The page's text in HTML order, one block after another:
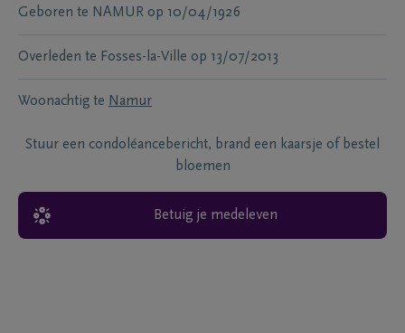
Geboren te NAMUR op 10/04/1926
Overleden te Fosses-la-Ville op 13/07/2013
Woonachtig te Namur
Stuur een condoléancebericht, brand een kaarsje of bestel
bloemen
Betuig je medeleven